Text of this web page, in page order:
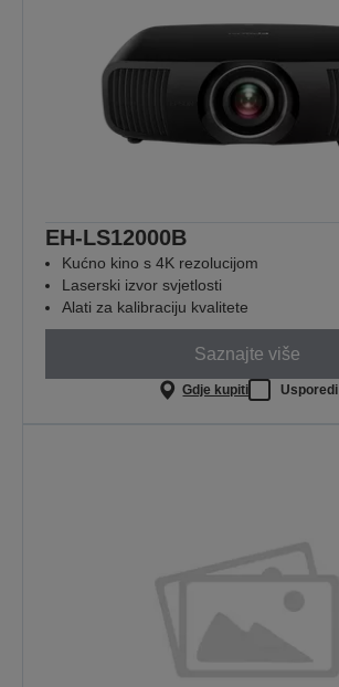
EH-LS12000B
Kućno kino s 4K rezolucijom
Laserski izvor svjetlosti
Alati za kalibraciju kvalitete
Saznajte više
Gdje kupiti Usporedi